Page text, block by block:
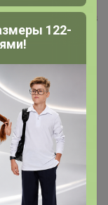
- счастливая
122-